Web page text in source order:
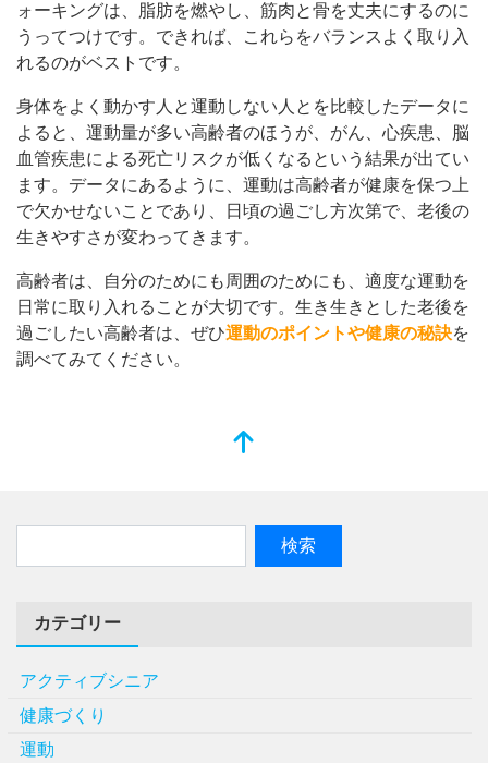
ォーキングは、脂肪を燃やし、筋肉と骨を丈夫にするのに
うってつけです。できれば、これらをバランスよく取り入
れるのがベストです。
身体をよく動かす人と運動しない人とを比較したデータに
よると、運動量が多い高齢者のほうが、がん、心疾患、脳
血管疾患による死亡リスクが低くなるという結果が出てい
ます。データにあるように、運動は高齢者が健康を保つ上
で欠かせないことであり、日頃の過ごし方次第で、老後の
生きやすさが変わってきます。
高齢者は、自分のためにも周囲のためにも、適度な運動を
日常に取り入れることが大切です。生き生きとした老後を
過ごしたい高齢者は、ぜひ運動のポイントや健康の秘訣を
調べてみてください。
カテゴリー
アクティブシニア
健康づくり
運動